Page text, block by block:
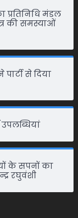
प्रतिनिधि मंडल
की समस्याओं
से दिया
के सपनों का
रघुवंशी